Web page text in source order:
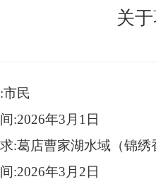
关
民
年3月1日
:葛店曹家湖水域（锦
年3月2日